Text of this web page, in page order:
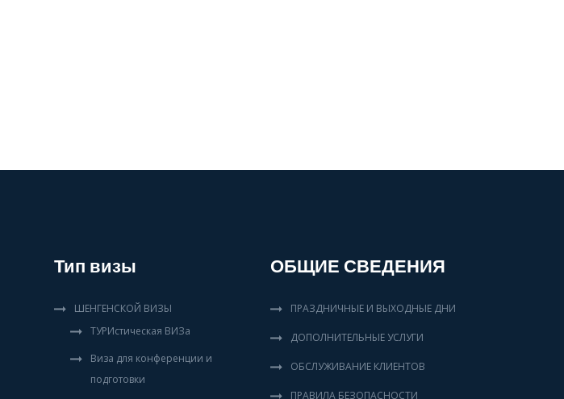
Тип визы
ШЕНГЕНСКОЙ ВИЗЫ
ТУРИстическая ВИЗа
Виза для конференции и
подготовки
ОБЩИЕ СВЕДЕНИЯ
ПРАЗДНИЧНЫЕ И ВЫХОДНЫЕ ДНИ
ДОПОЛНИТЕЛЬНЫЕ УСЛУГИ
ОБСЛУЖИВАНИЕ КЛИЕНТОВ
ПРАВИЛА БЕЗОПАСНОСТИ